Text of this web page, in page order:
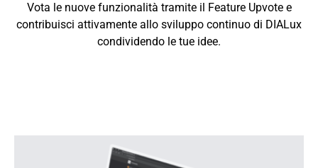
Vota le nuove funzionalità tramite il Feature Upvote e
contribuisci attivamente allo sviluppo continuo di DIALux
condividendo le tue idee.